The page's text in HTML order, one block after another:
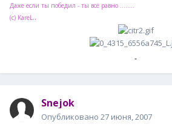
Даже если ты победил - ты всё равно ........
(с) KareL..
Snejok
Опубликовано 27 июня, 2007